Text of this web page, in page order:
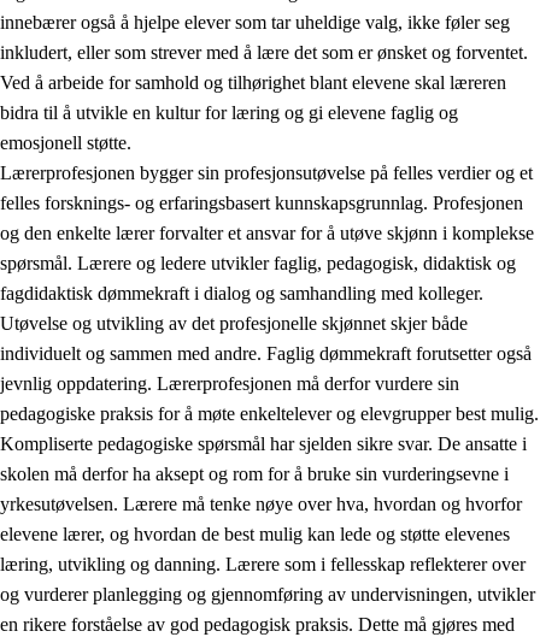
3.4 Opplæring i lærebedrift og arbeidsliv
3.5 Profesjonsfellesskap og skoleutvikling
innebærer også å hjelpe elever som tar uheldige valg, ikke føler seg
inkludert, eller som strever med å lære det som er ønsket og forventet.
Ved å arbeide for samhold og tilhørighet blant elevene skal læreren
bidra til å utvikle en kultur for læring og gi elevene faglig og
emosjonell støtte.
Lærerprofesjonen bygger sin profesjonsutøvelse på felles verdier og et
felles forsknings- og erfaringsbasert kunnskapsgrunnlag. Profesjonen
og den enkelte lærer forvalter et ansvar for å utøve skjønn i komplekse
spørsmål. Lærere og ledere utvikler faglig, pedagogisk, didaktisk og
fagdidaktisk dømmekraft i dialog og samhandling med kolleger.
Utøvelse og utvikling av det profesjonelle skjønnet skjer både
individuelt og sammen med andre. Faglig dømmekraft forutsetter også
jevnlig oppdatering. Lærerprofesjonen må derfor vurdere sin
pedagogiske praksis for å møte enkeltelever og elevgrupper best mulig.
Kompliserte pedagogiske spørsmål har sjelden sikre svar. De ansatte i
skolen må derfor ha aksept og rom for å bruke sin vurderingsevne i
yrkesutøvelsen. Lærere må tenke nøye over hva, hvordan og hvorfor
elevene lærer, og hvordan de best mulig kan lede og støtte elevenes
læring, utvikling og danning. Lærere som i fellesskap reflekterer over
og vurderer planlegging og gjennomføring av undervisningen, utvikler
en rikere forståelse av god pedagogisk praksis. Dette må gjøres med